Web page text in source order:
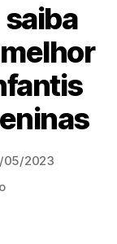
05/2023
em